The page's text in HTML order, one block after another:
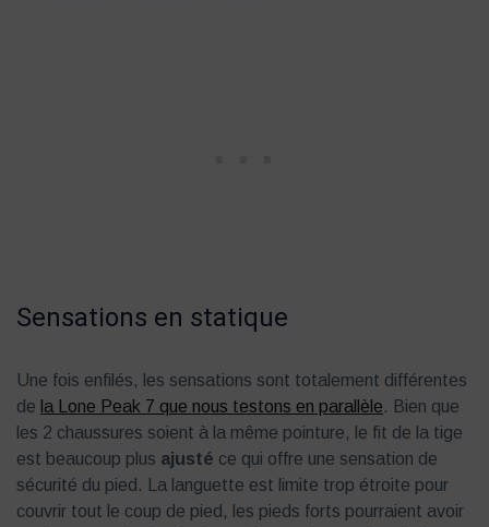
Sensations en statique
Une fois enfilés, les sensations sont totalement différentes
de la Lone Peak 7 que nous testons en parallèle. Bien que
les 2 chaussures soient à la même pointure, le fit de la tige
est beaucoup plus ajusté ce qui offre une sensation de
sécurité du pied. La languette est limite trop étroite pour
couvrir tout le coup de pied, les pieds forts pourraient avoir